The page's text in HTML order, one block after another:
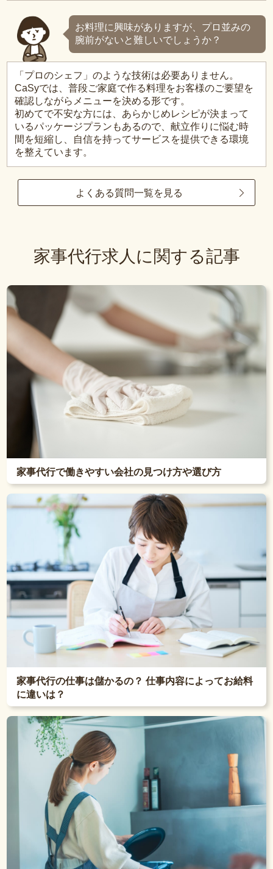
お料理に興味がありますが、プロ並みの
腕前がないと難しいでしょうか？
「プロのシェフ」のような技術は必要ありません。
CaSyでは、普段ご家庭で作る料理をお客様のご要望を
確認しながらメニューを決める形です。
初めてで不安な方には、あらかじめレシピが決まって
いるパッケージプランもあるので、献立作りに悩む時
間を短縮し、自信を持ってサービスを提供できる環境
を整えています。
よくある質問一覧を見る
家事代行求人に関する記事
家事代行で働きやすい会社の見つけ方や選び方
家事代行の仕事は儲かるの？ 仕事内容によってお給料
に違いは？